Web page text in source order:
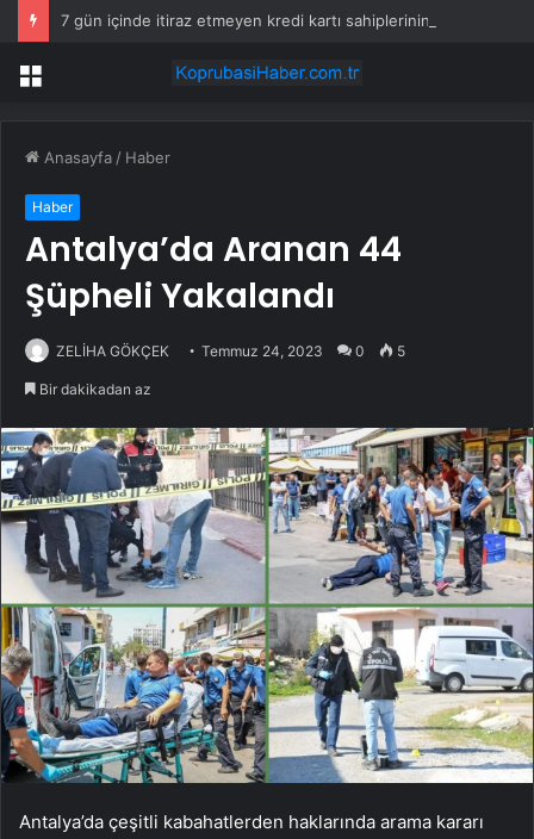
Menü
Anasayfa / Haber
Haber
Antalya’da Aranan 44
Şüpheli Yakalandı
ZELİHA GÖKÇEK Temmuz 24, 2023 0 5
Bir dakikadan az
Antalya’da çeşitli kabahatlerden haklarında arama kararı